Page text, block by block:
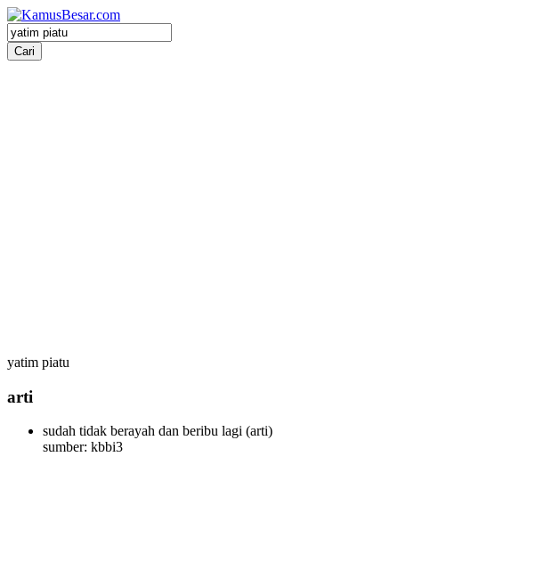
yatim piatu
arti
sudah tidak berayah dan beribu lagi (arti)
sumber: kbbi3